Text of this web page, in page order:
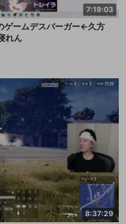
7:19:03
ームデスバーガー←久方
れん
8:37:29